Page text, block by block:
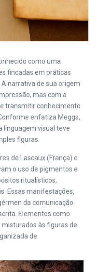
como uma
fincadas em práticas
narrativa de sua origem
mas com a
transmitir conhecimento
enfatiza Meggs,
linguagem visual teve
figuras.
de Lascaux (França) e
o uso de pigmentos e
ritualísticos,
Essas manifestações,
da comunicação
Elementos como
às figuras de
de